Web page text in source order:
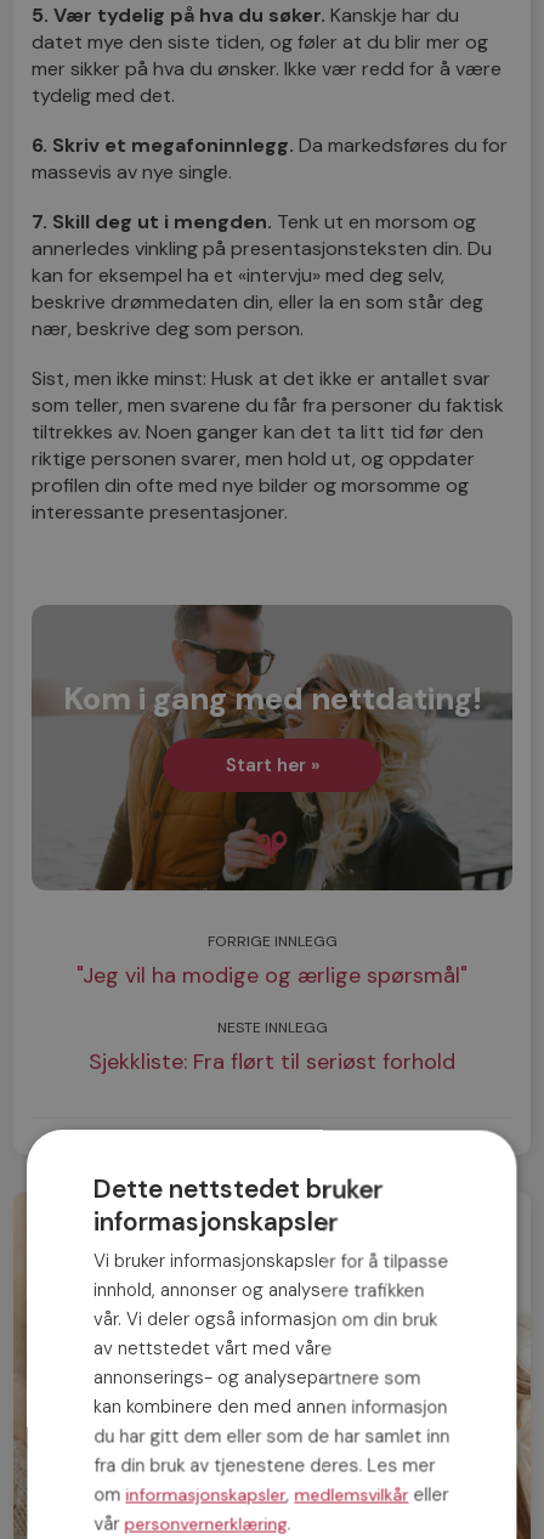
5. Vær tydelig på hva du søker. Kanskje har du
datet mye den siste tiden, og føler at du blir mer og
mer sikker på hva du ønsker. Ikke vær redd for å være
tydelig med det.
6. Skriv et megafoninnlegg. Da markedsføres du for
massevis av nye single.
7. Skill deg ut i mengden. Tenk ut en morsom og
annerledes vinkling på presentasjonsteksten din. Du
kan for eksempel ha et «intervju» med deg selv,
beskrive drømmedaten din, eller la en som står deg
nær, beskrive deg som person.
Sist, men ikke minst: Husk at det ikke er antallet svar
som teller, men svarene du får fra personer du faktisk
tiltrekkes av. Noen ganger kan det ta litt tid før den
riktige personen svarer, men hold ut, og oppdater
profilen din ofte med nye bilder og morsomme og
interessante presentasjoner.
Kom i gang med nettdating!
Start her »
FORRIGE INNLEGG
"Jeg vil ha modige og ærlige spørsmål"
NESTE INNLEGG
Sjekkliste: Fra flørt til seriøst forhold
Dette nettstedet bruker
informasjonskapsler
Vi bruker informasjonskapsler for å tilpasse
innhold, annonser og analysere trafikken
vår. Vi deler også informasjon om din bruk
av nettstedet vårt med våre
annonserings- og analysepartnere som
kan kombinere den med annen informasjon
du har gitt dem eller som de har samlet inn
fra din bruk av tjenestene deres. Les mer
ominformasjonskapsler,medlemsvilkåreller
vårpersonvernerklæring.